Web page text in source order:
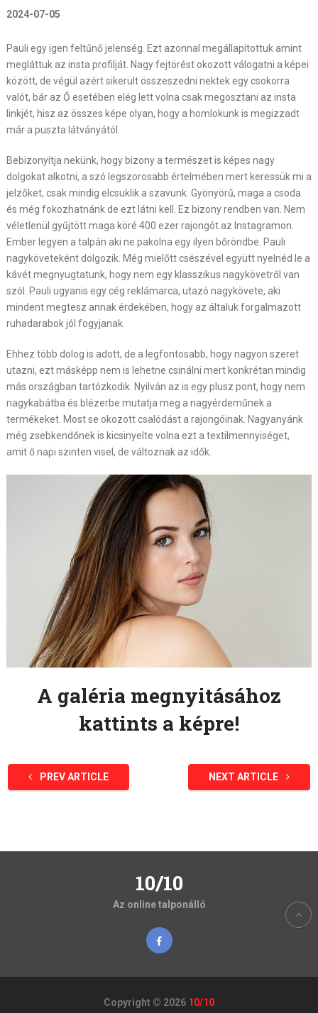
2024-07-05
Pauli egy igen feltűnő jelenség. Ezt azonnal megállapítottuk amint
megláttuk az insta profilját. Nagy fejtörést okozott válogatni a képei
között, de végül azért sikerült összeszedni nektek egy csokorra
valót, bár az Ő esetében elég lett volna csak megosztani az insta
linkjét, hisz az összes képe olyan, hogy a homlokunk is megizzadt
már a puszta látványától.
Bebizonyítja nekünk, hogy bizony a természet is képes nagy
dolgokat alkotni, a szó legszorosabb értelmében mert keressük mi a
jelzőket, csak mindig elcsuklik a szavunk. Gyönyörű, maga a csoda
és még fokozhatnánk de ezt látni kell. Ez bizony rendben van. Nem
véletlenül gyűjtött maga köré 400 ezer rajongót az Instagramon.
Ember legyen a talpán aki ne pakolna egy ilyen bőröndbe. Pauli
nagyköveteként dolgozik. Még mielőtt csészével együtt nyelnéd le a
kávét megnyugtatunk, hogy nem egy klasszikus nagykövetről van
szól. Pauli ugyanis egy cég reklámarca, utazó nagykövete, aki
mindent megtesz annak érdekében, hogy az általuk forgalmazott
ruhadarabok jól fogyjanak.
Ehhez több dolog is adott, de a legfontosabb, hogy nagyon szeret
utazni, ezt másképp nem is lehetne csinálni mert konkrétan mindig
más országban tartózkodik. Nyilván az is egy plusz pont, hogy nem
nagykabátba és blézerbe mutatja meg a nagyérdeműnek a
termékeket. Most se okozott csalódást a rajongóinak. Nagyanyánk
még zsebkendőnek is kicsinyelte volna ezt a textilmennyiséget,
amit ő napi szinten visel, de változnak az idők.
A galéria megnyitásához
kattints a képre!
PREV ARTICLE NEXT ARTICLE
10/10
Az online talponálló
Copyright © 2026 10/10